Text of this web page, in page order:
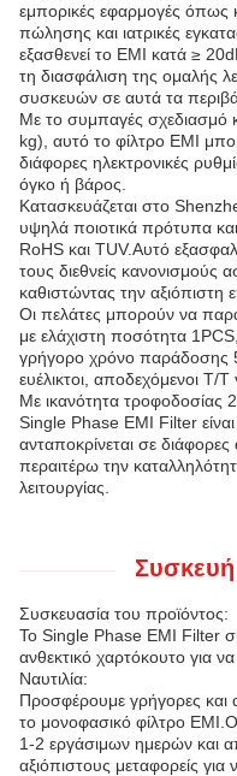
εμπορικές εφαρμογές όπως
πώλησης και ιατρικές
εξασθενεί το EMI κατά ≥
τη διασφάλιση της ομαλής
συσκευών σε αυτά τα
Με το συμπαγές σχεδιασμό
kg), αυτό το φίλτρο EMI
διάφορες ηλεκτρονικές
όγκο ή βάρος.
Κατασκευάζεται στο
υψηλά ποιοτικά πρότυπα
RoHS και TUV.Αυτό
τους διεθνείς κανονισμούς
καθιστώντας την αξιόπιστη
Οι πελάτες μπορούν να
με ελάχιστη ποσότητα
γρήγορο χρόνο παράδοσης
ευέλικτοι, αποδεχόμενοι T/T
Με ικανότητα τροφοδοσίας
Single Phase EMI Filter είναι
ανταποκρίνεται σε
περαιτέρω την
λειτουργίας.
Συσκευασία του προϊόντος:
Το Single Phase EMI Filter
ανθεκτικό χαρτόκουτο για
Ναυτιλία:
Προσφέρουμε γρήγορες και
το μονοφασικό φίλτρο
1-2 εργάσιμων ημερών και
αξιόπιστους μεταφορείς